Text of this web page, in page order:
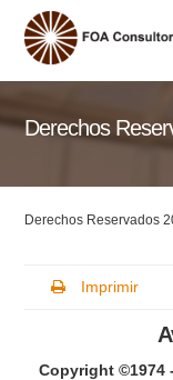
Derechos
Derechos Reservados
Imprimir
Copyright ©1974